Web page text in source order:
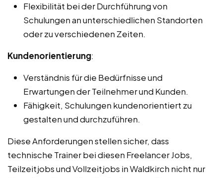
Flexibilität bei der Durchführung von
Schulungen an unterschiedlichen Standorten
oder zu verschiedenen Zeiten.
Kundenorientierung:
Verständnis für die Bedürfnisse und
Erwartungen der Teilnehmer und Kunden.
Fähigkeit, Schulungen kundenorientiert zu
gestalten und durchzuführen.
Diese Anforderungen stellen sicher, dass
technische Trainer bei diesen Freelancer Jobs,
Teilzeitjobs und Vollzeitjobs in Waldkirch nicht nur